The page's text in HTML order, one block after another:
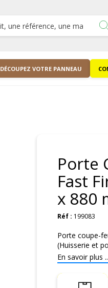
DÉCOUPEZ VOTRE PANNEAU
Porte
Fast
x 880
Réf : 199083
Porte coupe-
(Huisserie et
En savoir plus